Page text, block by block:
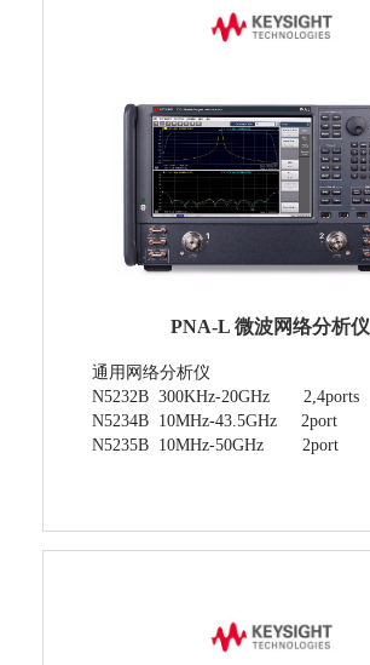
PNA-L 微波网络分析仪
通用网络分析仪
N5232B 300KHz-20GHz 2,4ports
N5234B 10MHz-43.5GHz 2port
N5235B 10MHz-50GHz 2port